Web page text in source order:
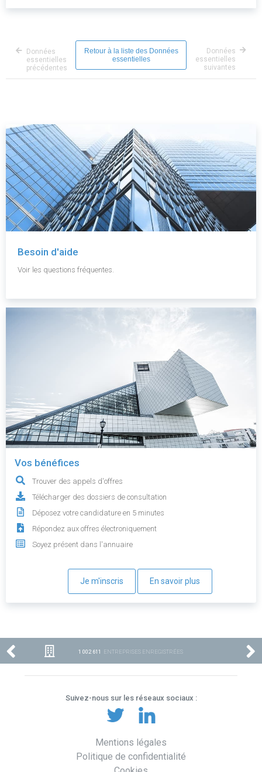
Données
essentielles
précédentes
Retour à la liste des Données
essentielles
Données
essentielles
suivantes
Besoin d'aide
Voir les questions fréquentes.
Vos bénéfices
Trouver des appels d'offres
Télécharger des dossiers de consultation
Déposez votre candidature en 5 minutes
Répondez aux offres électroniquement
Soyez présent dans l'annuaire
Je m'inscris En savoir plus
1 002 611 ENTREPRISES ENREGISTRÉES
Suivez-nous sur les réseaux sociaux :
Mentions légales
Politique de confidentialité